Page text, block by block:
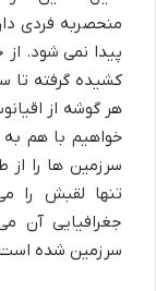
منحصربه فردی
پیدا نمی شود.
کشیده گرفته تا
هر گوشه از
خواهیم با هم به
سرزمین ها را از
تنها لقبش را
جغرافیایی آن
سرزمین شده